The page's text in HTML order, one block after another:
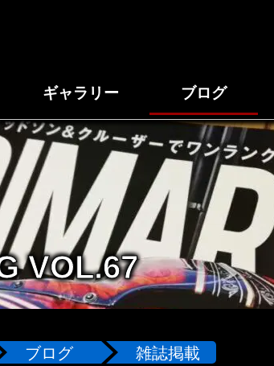
ギャラリー ブログ
VOL.67
ブログ 雑誌掲載